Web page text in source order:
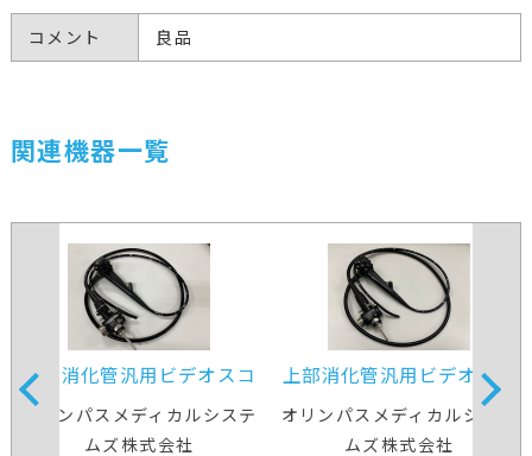
コメント 良品
関連機器一覧
上部消化管汎用ビデオスコ
ープ
オリンパスメディカルシステ
ムズ株式会社
上部消化管汎用ビデオスコ
ープ
オリンパスメディカルシステ
ムズ株式会社